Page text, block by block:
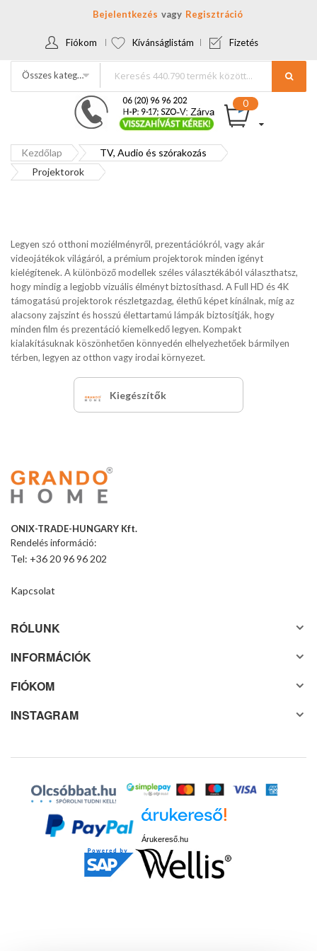
Bejelentkezés Regisztráció
Fiókom Kívánságlistám Fizetés
Összes kategória
Kezdőlap
TV, Audio és szórakozás
Projektorok
Legyen szó otthoni moziélményről, prezentációkról, vagy akár
videojátékok világáról, a prémium projektorok minden igényt
kielégítenek. A különböző modellek széles választékából választhatsz,
hogy mindig a legjobb vizuális élményt biztosíthasd. A Full HD és 4K
támogatású projektorok részletgazdag, élethű képet kínálnak, míg az
alacsony zajszint és hosszú élettartamú lámpák biztosítják, hogy
minden film és prezentáció kiemelkedő legyen. Kompakt
kialakításuknak köszönhetően könnyedén elhelyezhetőek bármilyen
térben, legyen az otthon vagy irodai környezet.
Kiegészítők
ONIX-TRADE-HUNGARY Kft.
Rendelés információ:
Tel: +36 20 96 96 202
Kapcsolat
RÓLUNK
INFORMÁCIÓK
FIÓKOM
INSTAGRAM
Árukereső.hu